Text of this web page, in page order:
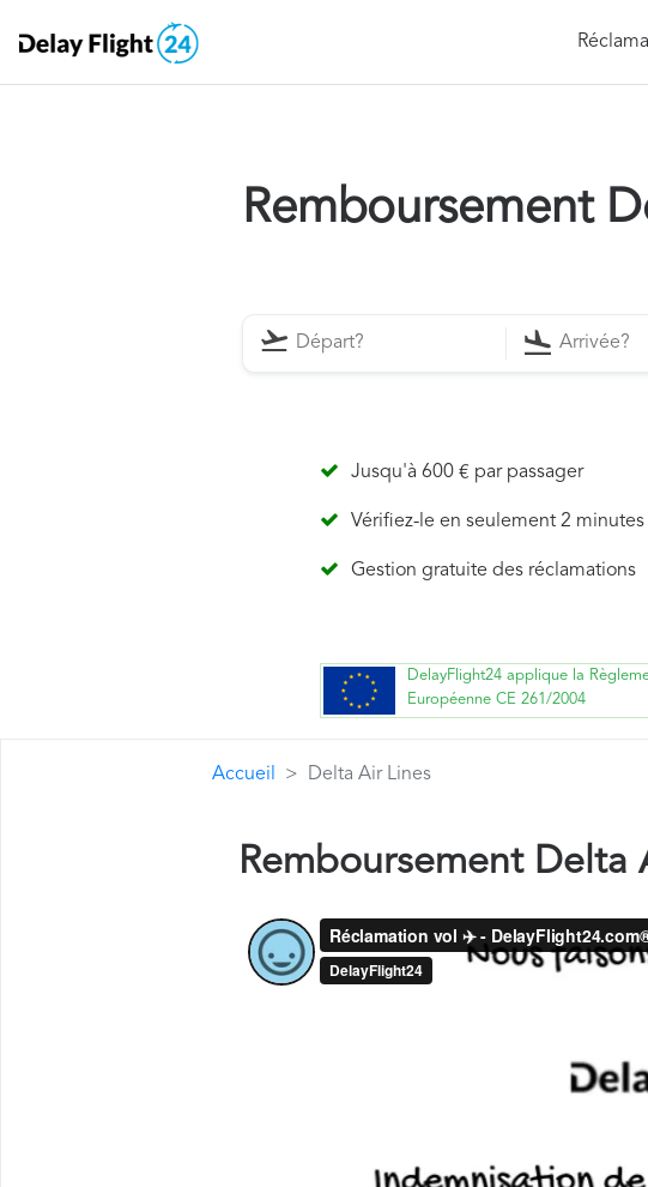
Remboursement
Jusqu'à 600 € par passager
Vérifiez-le en seulement 2 minutes
Gestion gratuite des réclamations
DelayFlight24 applique la
Européenne CE 261/2004
Accueil Delta Air Lines
Remboursement Delta